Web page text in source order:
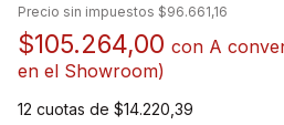
Precio sin impuestos $96.661,16
$105.264,00 con A
en el Showroom)
12 cuotas de $14.220,39